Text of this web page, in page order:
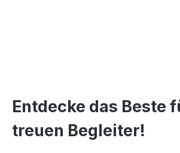
Entdecke das Beste
treuen Begleiter!